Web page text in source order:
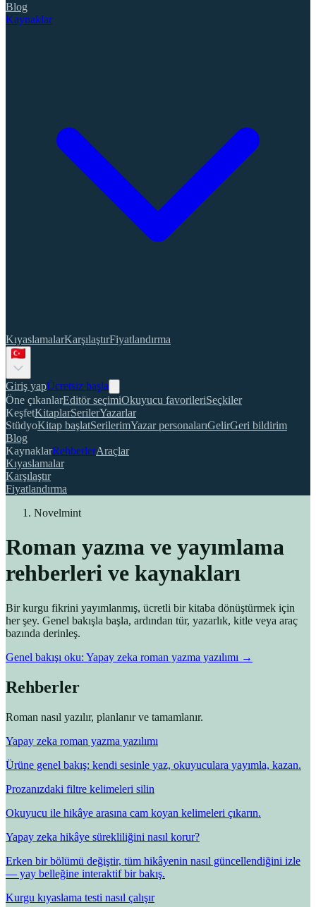
Blog
Kaynaklar
KıyaslamalarKarşılaştırFiyatlandırma
Giriş yapÜcretsiz başla
Öne çıkanlarEditör seçimiOkuyucu favorileriSeçkiler
KeşfetKitaplarSerilerYazarlar
StüdyoKitap başlatSerilerimYazar personalarıGelirGeri bildirim
Blog
KaynaklarRehberlerAraçlar
Kıyaslamalar
Karşılaştır
Fiyatlandırma
Novelmint
Roman yazma ve yayımlama
rehberleri ve kaynakları
Bir kurgu fikrini yayımlanmış, ücretli bir kitaba dönüştürmek için
her şey. Genel bakışla başla, ardından tür, yazarlık, kitle veya araç
bazında derinleş.
Genel bakışı oku: Yapay zeka roman yazma yazılımı →
Rehberler
Roman nasıl yazılır, planlanır ve tamamlanır.
Yapay zeka roman yazma yazılımı
Ürüne genel bakış: kendi sesinle yaz, okuyuculara yayımla, kazan.
Prozanızdaki filtre kelimeleri silin
Okuyucu ile hikâye arasına cam koyan kelimeleri çıkarın.
Yapay zeka hikâye sürekliliğini nasıl korur?
Erken bir bölümü değiştir, tüm hikâyenin nasıl güncellendiğini izle
— yay belleğine interaktif bir bakış.
Kurgu kıyaslama testi nasıl çalışır